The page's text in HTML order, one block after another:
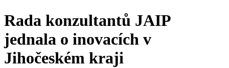
Rada konzultantů JAIP
jednala o inovacích v
Jihočeském kraji